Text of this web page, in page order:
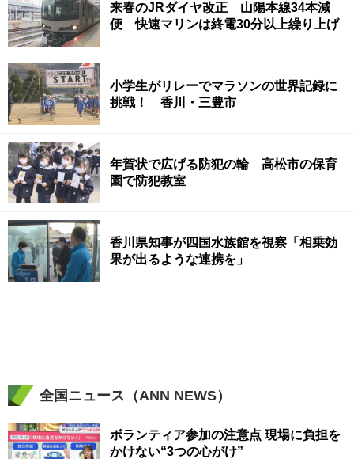
来春のJRダイヤ改正 山陽本線34本減
便 快速マリンは終電30分以上繰り上げ
小学生がリレーでマラソンの世界記録に
挑戦！ 香川・三豊市
年賀状で広げる防犯の輪 高松市の保育
園で防犯教室
香川県知事が四国水族館を視察「相乗効
果が出るような連携を」
全国ニュース（ANN NEWS）
ボランティア参加の注意点 現場に負担を
かけない“3つの心がけ”